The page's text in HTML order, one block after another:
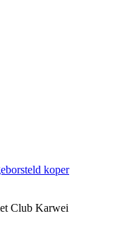
koper
Club Karwei